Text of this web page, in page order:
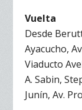
Vuelta
Desde
Ayacucho,
Viaducto
A. Sabin,
Junín, Av.